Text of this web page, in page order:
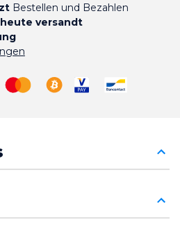
Bestellen und Bezahlen
heute versandt